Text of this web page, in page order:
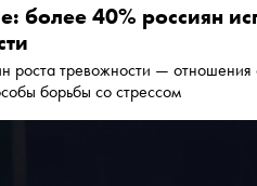
более 40% россиян
роста тревожности — отношения
борьбы со стрессом